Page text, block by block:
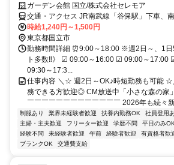
ガーデン会館 国立/株式会社セレモア
交通・アクセス JR南武線「谷保駅」下車、
央線「国立駅」南口京王バス3番のりばより
由）」または「聖蹟桜ヶ丘駅」行き「谷保天
2分。 京王線「府中駅」北口京王バス3番の
駅経由）」行き、「谷保天神」下車。「谷保
歩3分。
時給1,240円～1,500円
東京都国立市
勤務時間詳細 ⏰9:00～18:00 ※週2日～、1日
ト多数‼》 ☑ 09:00～16:00 ☑ 09:00～17:00
09:30～17:3...
仕事内容 ＼☆ 週2日～OK♪時短勤務も可能 ☆
務できる方歓迎◎ CM放送中「小さな森の家
￣￣￣￣￣￣￣￣￣￣￣￣￣ 2026年も続々
制服あり 業界未経験者歓迎 扶養内勤務OK 社員登用
主婦・主夫歓迎
フリーター歓迎 学歴不問 平日のみOK
経験不問
未経験者歓迎 午前 経験者歓迎 有資格者歓
ブランクOK
交通費支給